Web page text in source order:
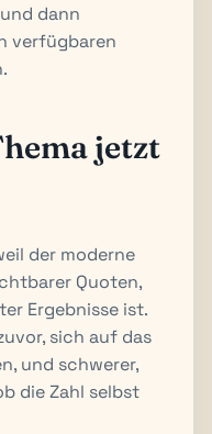
dann
verfügbaren
jetzt
der moderne
Quoten,
Ergebnisse ist.
sich auf das
und schwerer,
die Zahl selbst